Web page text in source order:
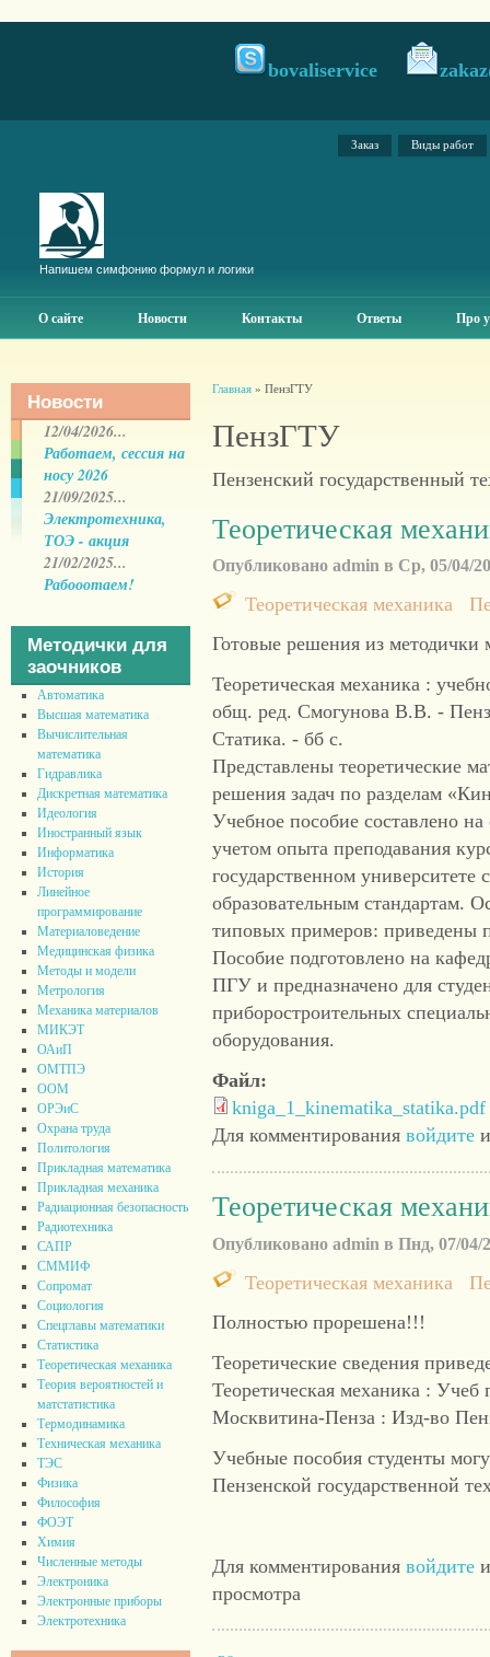
bovaliservice
Заказ Виды работ
Напишем симфонию формул и логики
О сайте Новости Контакты Ответы Про
Новости
12/04/2026...
Работаем, сессия на
носу 2026
21/09/2025...
Электротехника,
ТОЭ - акция
21/02/2025...
Рабооотаем!
Методички для
заочников
Автоматика
Высшая математика
Вычислительная
математика
Гидравлика
Дискретная математика
Идеология
Иностранный язык
Информатика
История
Линейное
программирование
Материаловедение
Медицинская физика
Методы и модели
Метрология
Механика материалов
МИКЭТ
ОАиП
ОМТПЭ
ООМ
ОРЭиС
Охрана труда
Политология
Прикладная математика
Прикладная механика
Радиационная безопасность
Радиотехника
САПР
СММИФ
Сопромат
Социология
Спецглавы математики
Статистика
Теоретическая механика
Теория вероятностей и
матстатистика
Термодинамика
Техническая механика
ТЭС
Физика
Философия
ФОЭТ
Химия
Численные методы
Электроника
Электронные приборы
Электротехника
Главная» ПензГТУ
ПензГТУ
Пензенский государственный
Теоретическая
Опубликовано admin в Ср, 05/04/
Теоретическая механика
Готовые решения из методички
Теоретическая механика :
общ. ред. Смогунова В.В. -
Статика. - бб с.
Представлены теоретические
решения задач по разделам
Учебное пособие составлено
учетом опыта преподавания
государственном университете
образовательным стандартам.
типовых примеров: приведены
Пособие подготовлено на
ПГУ и предназначено для
приборостроительных
оборудования.
Файл:
kniga_1_kinematika_statika.pdf
Для комментирования войдите
Теоретическая
Опубликовано admin в Пнд, 07/04/
Теоретическая механика
Полностью прорешена!!!
Теоретические сведения
Теоретическая механика :
Москвитина-Пенза : Изд-во
Учебные пособия студенты
Пензенской государственной
Для комментирования войдите
просмотра